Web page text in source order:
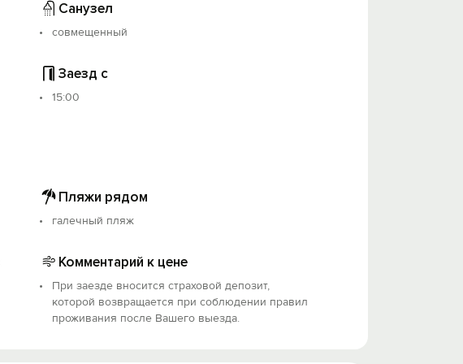
Санузел
совмещенный
Заезд с
15:00
Пляжи рядом
галечный пляж
Комментарий к цене
При заезде вносится страховой депозит,
которой возвращается при соблюдении правил
проживания после Вашего выезда.